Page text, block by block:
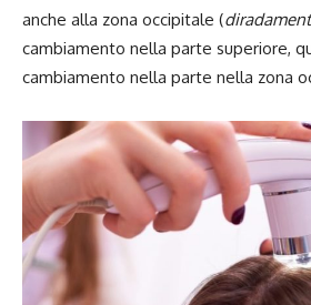
anche alla zona occipitale (
cambiamento nella parte superiore,
cambiamento nella parte nella zona